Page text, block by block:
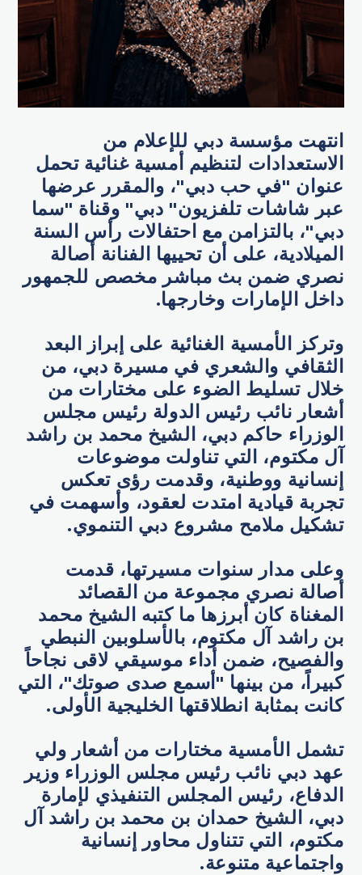
انتهت مؤسسة دبي للإعلام من
الاستعدادات لتنظيم أمسية غنائية تحمل
عنوان "في حب دبي"، والمقرر عرضها
عبر شاشات تلفزيون" دبي" وقناة "سما
دبي"، بالتزامن مع احتفالات رأس السنة
الميلادية، على أن تحييها الفنانة أصالة
نصري ضمن بث مباشر مخصص للجمهور
داخل الإمارات وخارجها.
وتركز الأمسية الغنائية على إبراز البعد
الثقافي والشعري في مسيرة دبي، من
خلال تسليط الضوء على مختارات من
أشعار نائب رئيس الدولة رئيس مجلس
الوزراء حاكم دبي، الشيخ محمد بن راشد
آل مكتوم، التي تناولت موضوعات
إنسانية ووطنية، وقدمت رؤى تعكس
تجربة قيادية امتدت لعقود، وأسهمت في
تشكيل ملامح مشروع دبي التنموي.
وعلى مدار سنوات مسيرتها، قدمت
أصالة نصري مجموعة من القصائد
المغناة كان أبرزها ما كتبه الشيخ محمد
بن راشد آل مكتوم، بالأسلوبين النبطي
والفصيح، ضمن أداء موسيقي لاقى نجاحاً
كبيراً، من بينها "أسمع صدى صوتك"، التي
كانت بمثابة انطلاقتها الخليجية الأولى.
تشمل الأمسية مختارات من أشعار ولي
عهد دبي نائب رئيس مجلس الوزراء وزير
الدفاع، رئيس المجلس التنفيذي لإمارة
دبي، الشيخ حمدان بن محمد بن راشد آل
مكتوم، التي تتناول محاور إنسانية
واجتماعية متنوعة.